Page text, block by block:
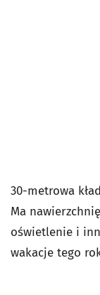
30-metrowa
Ma
oświetlenie i
wakacje tego